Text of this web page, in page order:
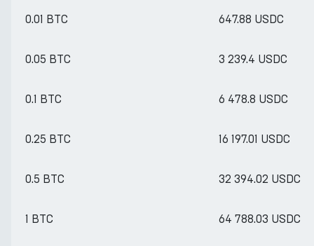
0.01 BTC 647.88 USDC
0.05 BTC 3 239.4 USDC
0.1 BTC 6 478.8 USDC
0.25 BTC 16 197.01 USDC
0.5 BTC 32 394.02 USDC
1 BTC 64 788.03 USDC